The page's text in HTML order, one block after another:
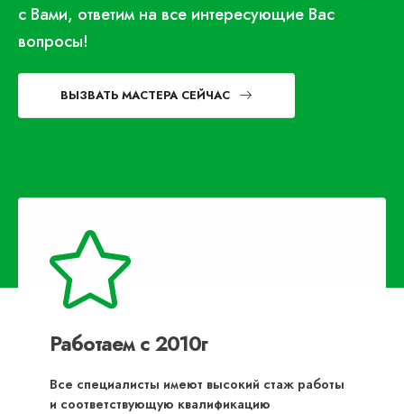
с Вами, ответим на все интересующие Вас
вопросы!
ВЫЗВАТЬ МАСТЕРА СЕЙЧАС
Работаем с 2010г
Все специалисты имеют высокий стаж работы
и соответствующую квалификацию